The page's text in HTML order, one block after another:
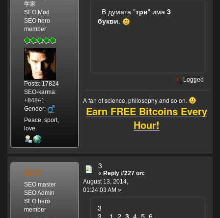
学家
SEO Mod
SEO hero
member
Posts: 17824
SEO-karma:
+848/-1
Gender:
Peace, sport,
love.
В думата "три" има 3
букви.
Logged
A fan of science, philosophy and so on.
Earn FREE Bitcoins Every
Hour!
SEO
SEO master
SEO Admin
SEO hero
member
3
« Reply #227 on:
August 13, 2014,
01:24:03 AM »
3